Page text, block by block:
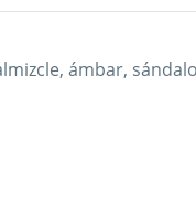
ámbar,